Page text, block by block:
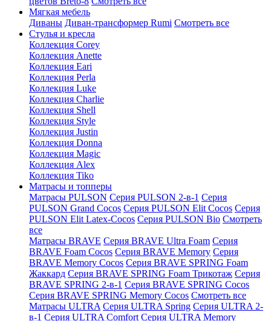
Мягкая мебель
Диваны Диван-трансформер Rumi Смотреть все
Стулья и кресла
Коллекция Corey
Коллекция Anette
Коллекция Eari
Коллекция Perla
Коллекция Luke
Коллекция Charlie
Коллекция Shell
Коллекция Style
Коллекция Justin
Коллекция Donna
Коллекция Magic
Коллекция Alex
Коллекция Tiko
Матрасы и топперы
Матрасы PULSON Серия PULSON 2-в-1 Серия
PULSON Grand Cocos Серия PULSON Elit Cocos Серия
PULSON Elit Latex-Cocos Серия PULSON Bio Смотреть
все
Матрасы BRAVE Серия BRAVE Ultra Foam Серия
BRAVE Foam Cocos Серия BRAVE Memory Серия
BRAVE Memory Cocos Серия BRAVE SPRING Foam
Жаккард Серия BRAVE SPRING Foam Трикотаж Серия
BRAVE SPRING 2-в-1 Серия BRAVE SPRING Cocos
Серия BRAVE SPRING Memory Cocos Смотреть все
Матрасы ULTRA Серия ULTRA Spring Серия ULTRA 2-
в-1 Серия ULTRA Comfort Серия ULTRA Memory